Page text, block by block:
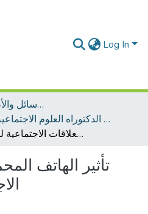
Log In
الرسائل والأطروحات الأكاديمية
الأطروحات الدكتوراه العلوم الاجتماعية
تأثير الهاتف المحمول على العلاقات الاجتماعية للمراهقين
تأثير الهاتف